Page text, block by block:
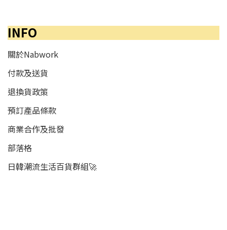
INFO
關於Nabwork
付款及送貨
退換貨政策
預訂產品條款
商業合作及批發
部落格
日韓潮流生活百貨群組🚀